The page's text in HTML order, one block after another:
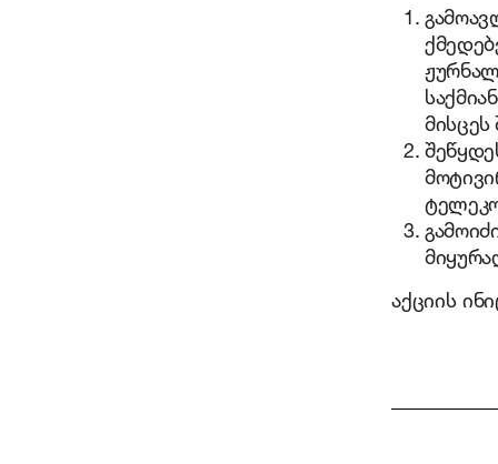
მისცეს
აქციის